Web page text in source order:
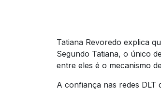
Tatiana Revoredo explica
Segundo Tatiana, o único
entre eles é o mecanismo
A confiança nas redes